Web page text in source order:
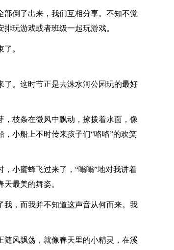
倒了出来，我们互相分享。不知不觉
玩游戏或者班级一起玩游戏。
。
。这时节正是去洙水河公园玩的最好
枝条在微风中飘动，撩拨着水面，像
小船上不时传来孩子们“咯咯”的欢笑
小蜜蜂飞过来了，“嗡嗡”地对我讲着
最美的舞姿。
我，而我并不知道这声音从何而来。我
风飘荡，就像春天里的小精灵，在溪